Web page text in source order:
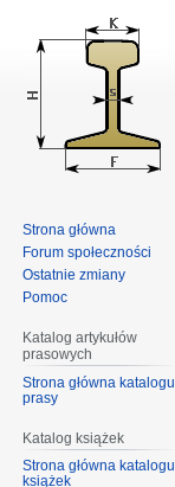
Strona główna
Forum społeczności
Ostatnie zmiany
Pomoc
Katalog artykułów
prasowych
Strona główna katalogu
prasy
Katalog książek
Strona główna katalogu
książek